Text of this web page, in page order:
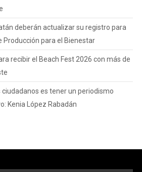
deberán actualizar su registro para
Producción para el Bienestar
recibir el Beach Fest 2026 con más de
ciudadanos es tener un periodismo
Kenia López Rabadán